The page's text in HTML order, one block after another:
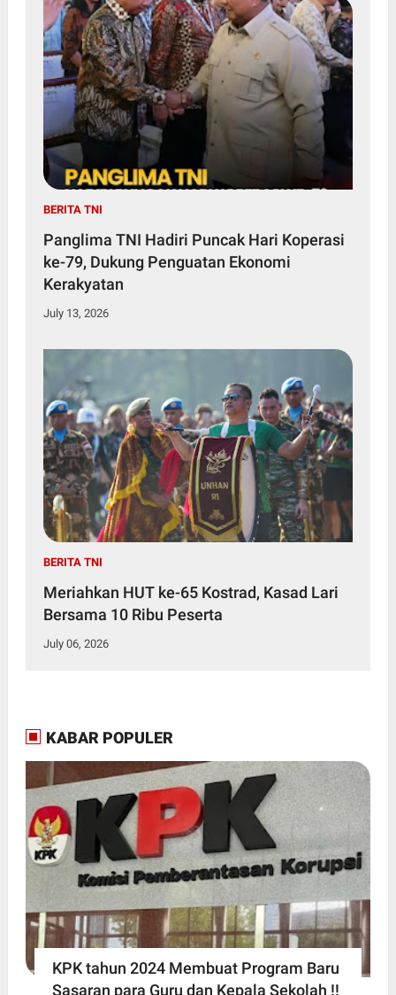
BERITA TNI
Panglima TNI Hadiri Puncak Hari Koperasi
ke-79, Dukung Penguatan Ekonomi
Kerakyatan
July 13, 2026
BERITA TNI
Meriahkan HUT ke-65 Kostrad, Kasad Lari
Bersama 10 Ribu Peserta
July 06, 2026
KABAR POPULER
KPK tahun 2024 Membuat Program Baru
Sasaran para Guru dan Kepala Sekolah !!